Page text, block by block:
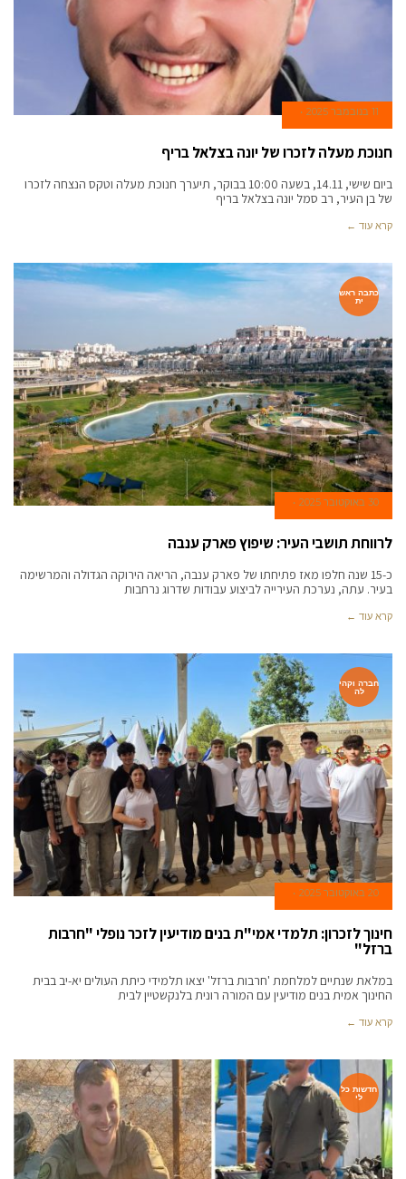
11 בנובמבר 2025
חנוכת מעלה לזכרו של יונה בצלאל בריף
ביום שישי, 14.11, בשעה 10:00 בבוקר, תיערך חנוכת מעלה וטקס הנצחה לזכרו
של בן העיר, רב סמל יונה בצלאל בריף
קרא עוד ←
כתבה ראש
ית
30 באוקטובר 2025
לרווחת תושבי העיר: שיפוץ פארק ענבה
כ-15 שנה חלפו מאז פתיחתו של פארק ענבה, הריאה הירוקה הגדולה והמרשימה
בעיר. עתה, נערכת העירייה לביצוע עבודות שדרוג נרחבות
קרא עוד ←
חברה וקהי
לה
20 באוקטובר 2025
חינוך לזכרון: תלמדי אמי"ת בנים מודיעין לזכר נופלי "חרבות
ברזל"
במלאת שנתיים למלחמת 'חרבות ברזל' יצאו תלמידי כיתת העולים יא-יב בבית
החינוך אמית בנים מודיעין עם המורה רונית בלנקשטיין לבית
קרא עוד ←
חדשות כל
לי